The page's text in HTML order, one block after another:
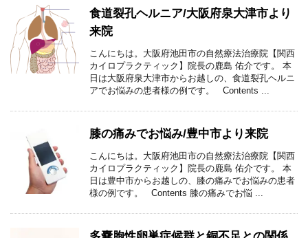
食道裂孔ヘルニア/大阪府泉大津市より
来院
こんにちは。大阪府池田市の自然療法治療院【関西
カイロプラクティック】院長の鹿島 佑介です。 本
日は大阪府泉大津市からお越しの、食道裂孔ヘルニ
アでお悩みの患者様の例です。 Contents ...
膝の痛みでお悩み/豊中市より来院
こんにちは。大阪府池田市の自然療法治療院【関西
カイロプラクティック】院長の鹿島 佑介です。 本
日は豊中市からお越しの、膝の痛みでお悩みの患者
様の例です。 Contents 膝の痛みでお悩 ...